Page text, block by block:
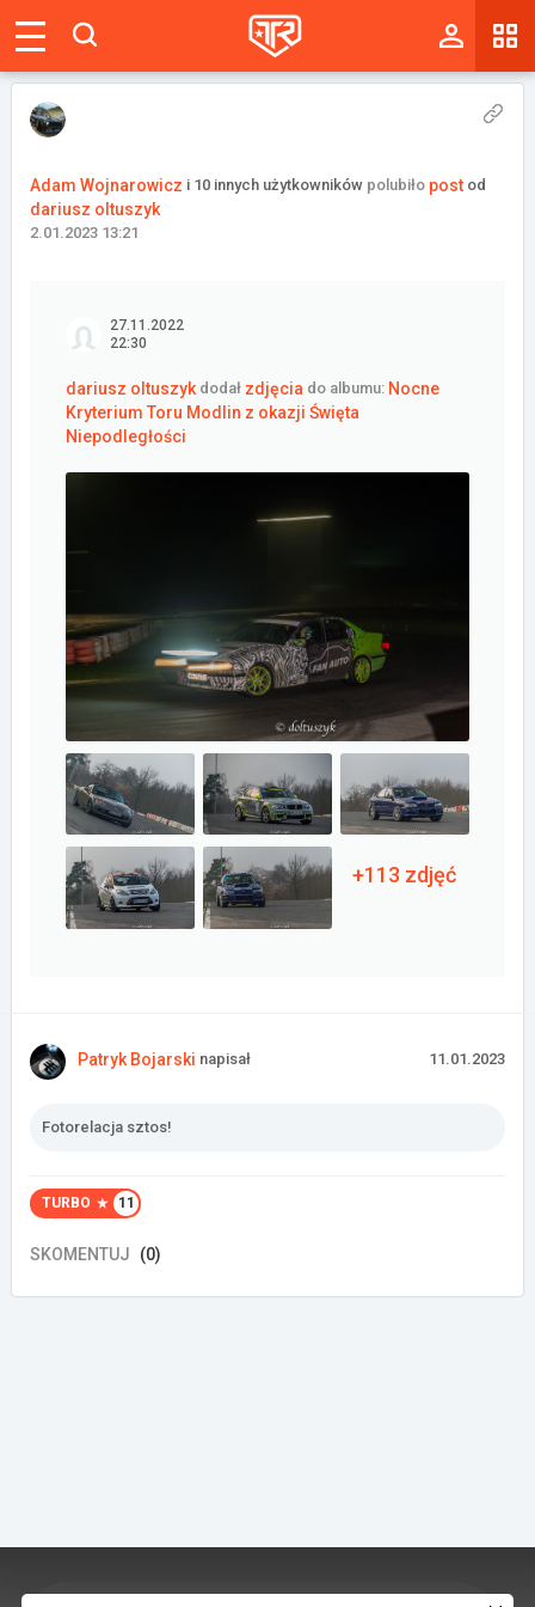
Tablica
Blogi
Wydarzenia
Giełda
Ranking
Adam Wojnarowicz i 10 innych użytkowników polubiło post od
dariusz oltuszyk
2.01.2023 13:21
27.11.2022
22:30
dariusz oltuszyk dodał zdjęcia do albumu: Nocne
Kryterium Toru Modlin z okazji Święta
Niepodległości
+113 zdjęć
Patryk Bojarski napisał 11.01.2023
Fotorelacja sztos!
TURBO 11
SKOMENTUJ (0)